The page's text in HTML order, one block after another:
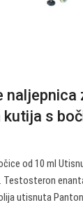
naljepnica
s
od 10 ml
Testosteron
utisnuta